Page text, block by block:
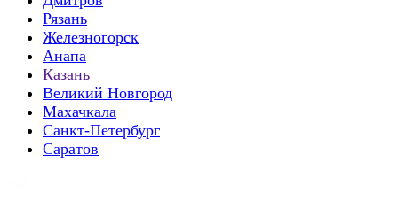
Рязань
Железногорск
Анапа
Казань
Великий Новгород
Махачкала
Санкт-Петербург
Саратов